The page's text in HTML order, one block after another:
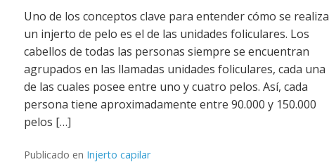
Uno de los conceptos clave para entender cómo se realiza
un injerto de pelo es el de las unidades foliculares. Los
cabellos de todas las personas siempre se encuentran
agrupados en las llamadas unidades foliculares, cada una
de las cuales posee entre uno y cuatro pelos. Así, cada
persona tiene aproximadamente entre 90.000 y 150.000
pelos […]
Publicado en Injerto capilar